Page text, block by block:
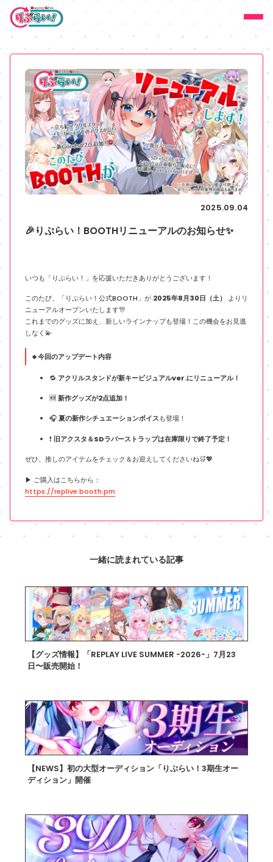
2025.09.04
🎉りぷらい！BOOTHリニューアルのお知らせ✨
いつも「りぷらい！」を応援いただきありがとうございます！
このたび、「りぷらい！公式BOOTH」が 2025年8月30日（土）
よりリ
ニューアルオープンいたします🎊
これまでのグッズに加え、新しいラインナップも登場！この機会をお見逃
しなく💫
🔸今回のアップデート内容
🔁 アクリルスタンドが新キービジュアルver.にリニューアル！
🆕 新作グッズが2点追加！
🎧夏の新作シチュエーションボイスも登場！
❗ 旧アクスタ＆SDラバーストラップは在庫限りで終了予定！
ぜひ、推しのアイテムをチェック＆お迎えしてくださいね🛒💖
▶︎ ご購入はこちらから：
https://replive.booth.pm
一緒に読まれている記事
【グッズ情報】「REPLAY LIVE SUMMER -2026-」7月23
日〜販売開始！
【NEWS】初の大型オーディション「りぷらい！3期生オー
ディション」開催